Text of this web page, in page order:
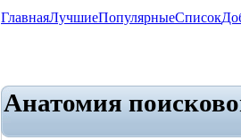
ГлавнаяЛучшиеПопулярныеСписок
Анатомия